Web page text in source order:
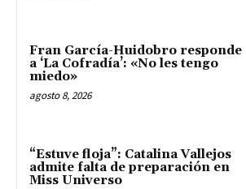
Fran García-Huidobro responde
a ‘La Cofradía’: «No les tengo
miedo»
agosto 8, 2026
“Estuve floja”: Catalina Vallejos
admite falta de preparación en
Miss Universo